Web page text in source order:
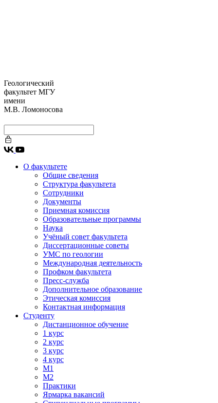
Геологический
факультет МГУ
имени
М.В. Ломоносова
О факультете
Общие сведения
Структура факультета
Сотрудники
Документы
Приемная комиссия
Образовательные программы
Наука
Учёный совет факультета
Диссертационные советы
УМС по геологии
Международная деятельность
Профком факультета
Пресс-служба
Дополнительное образование
Этическая комиссия
Контактная информация
Студенту
Дистанционное обучение
1 курс
2 курс
3 курс
4 курс
М1
М2
Практики
Ярмарка вакансий